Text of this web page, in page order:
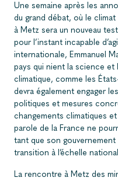
Une semaine après les
du grand débat, où le
à Metz sera un nouveau
pour l’instant incapable
internationale, Emmanuel
pays qui nient la science et
climatique, comme les
devra également engager
politiques et mesures
changements climatiques
parole de la France ne
tant que son
transition à l’échelle
La rencontre à Metz des